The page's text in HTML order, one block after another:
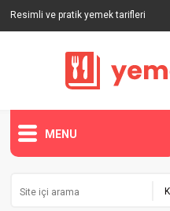
Resimli ve pratik yemek tarifleri
MENU